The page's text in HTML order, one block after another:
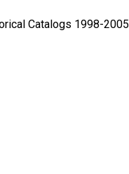
Catalogs 1998-2005